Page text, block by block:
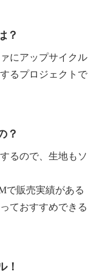
？
にアップサイクル
るプロジェクトで
？
るので、生地もソ
で販売実績がある
ておすすめできる
！